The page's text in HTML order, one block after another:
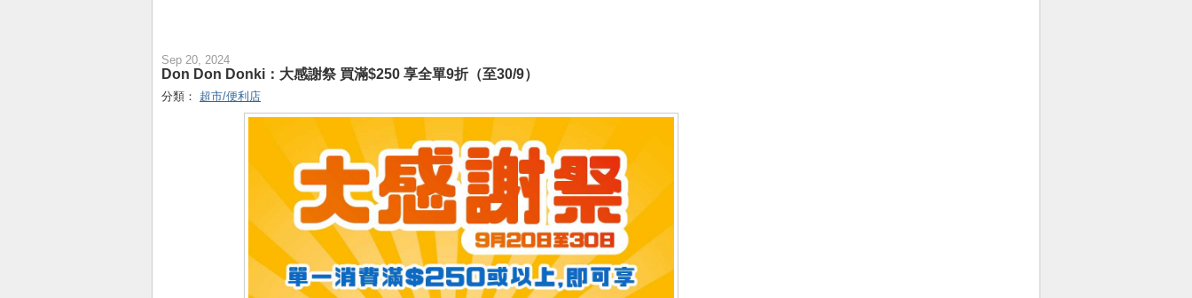
Sep 20, 2024
Don Don Donki：大感謝祭 買滿$250 享全單9折（至30/9）
分類： 超市/便利店